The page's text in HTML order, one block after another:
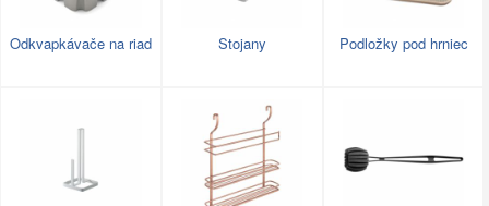
Odkvapkávače na riad Stojany Podložky pod hrniec